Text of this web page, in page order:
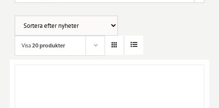
Visa 20 produkter